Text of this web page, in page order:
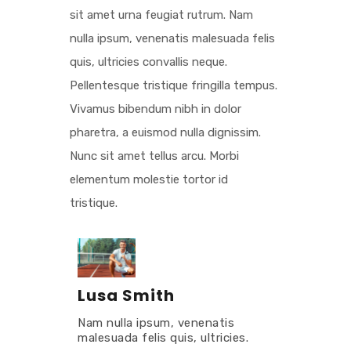
sit amet urna feugiat rutrum. Nam
nulla ipsum, venenatis malesuada felis
quis, ultricies convallis neque.
Pellentesque tristique fringilla tempus.
Vivamus bibendum nibh in dolor
pharetra, a euismod nulla dignissim.
Nunc sit amet tellus arcu. Morbi
elementum molestie tortor id
tristique.
Lusa Smith
Nam nulla ipsum, venenatis
malesuada felis quis, ultricies.